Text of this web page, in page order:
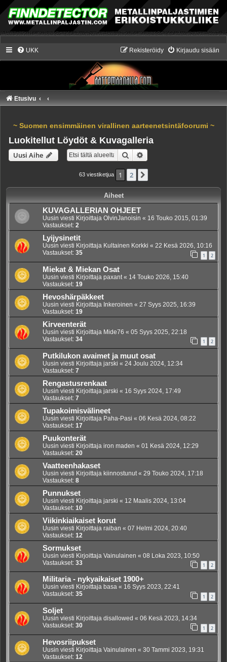
UKK Kirjaudu sisään
Rekisteröidy
Etusivu
~ Suomen ensimmäinen virallinen aarteenetsintäfoorumi ~
Luokitellut Löydöt & Kuvagalleria
Uusi Aihe Etsi
63 viestiketjua 1 2
Aiheet
KUVAGALLERIAN OHJEET
Uusin viesti Kirjoittaja OlvinJanoisin « 16 Touko 2015, 01:39
Vastaukset: 2
Lyijysinetit
Uusin viesti Kirjoittaja Kultainen Korkki « 22 Kesä 2026, 10:16
Vastaukset: 35 1 2
Miekat & Miekan Osat
Uusin viesti Kirjoittaja paxant« 14 Touko 2026, 15:40
Vastaukset: 19
Hevoshärpäkkeet
Uusin viesti Kirjoittaja Inkeroinen « 27 Syys 2025, 16:39
Vastaukset: 19
Kirveenterät
Uusin viesti Kirjoittaja Mide76 « 05 Syys 2025, 22:18
Vastaukset: 34 1 2
Putkilukon avaimet ja muut osat
Uusin viesti Kirjoittaja jarski « 24 Joulu 2024, 12:34
Vastaukset: 7
Rengastusrenkaat
Uusin viesti Kirjoittaja jarski « 16 Syys 2024, 17:49
Vastaukset: 7
Tupakoimisvälineet
Uusin viesti Kirjoittaja Paha-Pasi « 06 Kesä 2024, 08:22
Vastaukset: 17
Puukonterät
Uusin viesti Kirjoittaja iron maden « 01 Kesä 2024, 12:29
Vastaukset: 20
Vaatteenhakaset
Uusin viesti Kirjoittaja kiinnostunut « 29 Touko 2024, 17:18
Vastaukset: 8
Punnukset
Uusin viesti Kirjoittaja jarski « 12 Maalis 2024, 13:04
Vastaukset: 10
Viikinkiaikaiset korut
Uusin viesti Kirjoittaja raiban « 07 Helmi 2024, 20:40
Vastaukset: 12
Sormukset
Uusin viesti Kirjoittaja Vainulainen « 08 Loka 2023, 10:50
Vastaukset: 33 1 2
Militaria - nykyaikaiset 1900+
Uusin viesti Kirjoittaja basa « 16 Syys 2023, 22:41
Vastaukset: 35 1 2
Soljet
Uusin viesti Kirjoittaja disallowed « 06 Kesä 2023, 14:34
Vastaukset: 30 1 2
Hevosriipukset
Uusin viesti Kirjoittaja Vainulainen « 30 Tammi 2023, 19:31
Vastaukset: 12